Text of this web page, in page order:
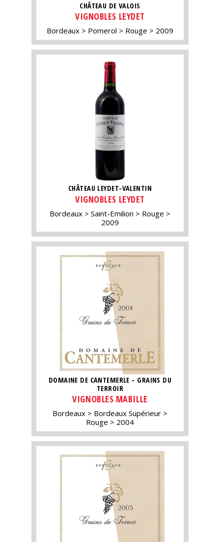
CHÂTEAU DE VALOIS
VIGNOBLES LEYDET
Bordeaux Pomerol Rouge 2009
CHÂTEAU LEYDET-VALENTIN
VIGNOBLES LEYDET
Bordeaux Saint-Emilion
Rouge
2009
DOMAINE DE CANTEMERLE - GRAINS DU
TERROIR
VIGNOBLES MABILLE
Bordeaux
Bordeaux Supérieur
Rouge
2004